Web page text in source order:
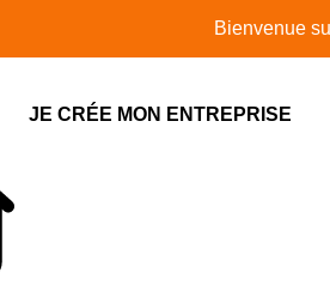
Bienvenue sur notre
JE CRÉE MON ENTREPRISE